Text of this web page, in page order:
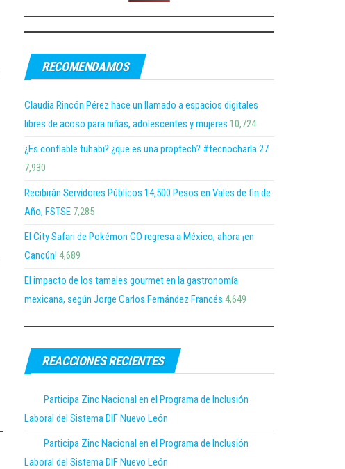
RECOMENDAMOS
Claudia Rincón Pérez hace un llamado a espacios digitales
libres de acoso para niñas, adolescentes y mujeres 10,724
¿Es confiable tuhabi? ¿que es una proptech? #tecnocharla 27
7,930
Recibirán Servidores Públicos 14,500 Pesos en Vales de fin de
Año, FSTSE 7,285
El City Safari de Pokémon GO regresa a México, ahora ¡en
Cancún! 4,689
El impacto de los tamales gourmet en la gastronomía
mexicana, según Jorge Carlos Fernández Francés 4,649
REACCIONES RECIENTES
Participa Zinc Nacional en el Programa de Inclusión
Laboral del Sistema DIF Nuevo León
Participa Zinc Nacional en el Programa de Inclusión
Laboral del Sistema DIF Nuevo León